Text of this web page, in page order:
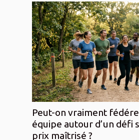
Peut-on vraiment
équipe autour d’un défi
prix maîtrisé ?